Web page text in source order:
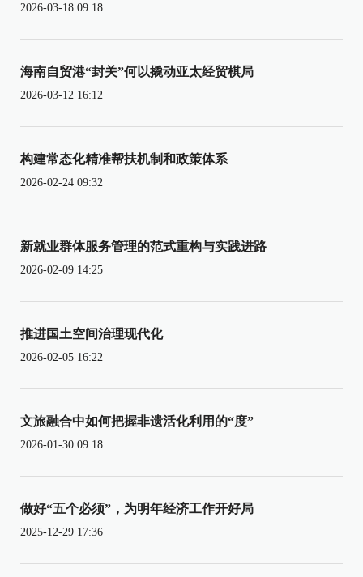
2026-03-18 09:18
海南自贸港“封关”何以撬动亚太经贸棋局
2026-03-12 16:12
构建常态化精准帮扶机制和政策体系
2026-02-24 09:32
新就业群体服务管理的范式重构与实践进路
2026-02-09 14:25
推进国土空间治理现代化
2026-02-05 16:22
文旅融合中如何把握非遗活化利用的“度”
2026-01-30 09:18
做好“五个必须”，为明年经济工作开好局
2025-12-29 17:36